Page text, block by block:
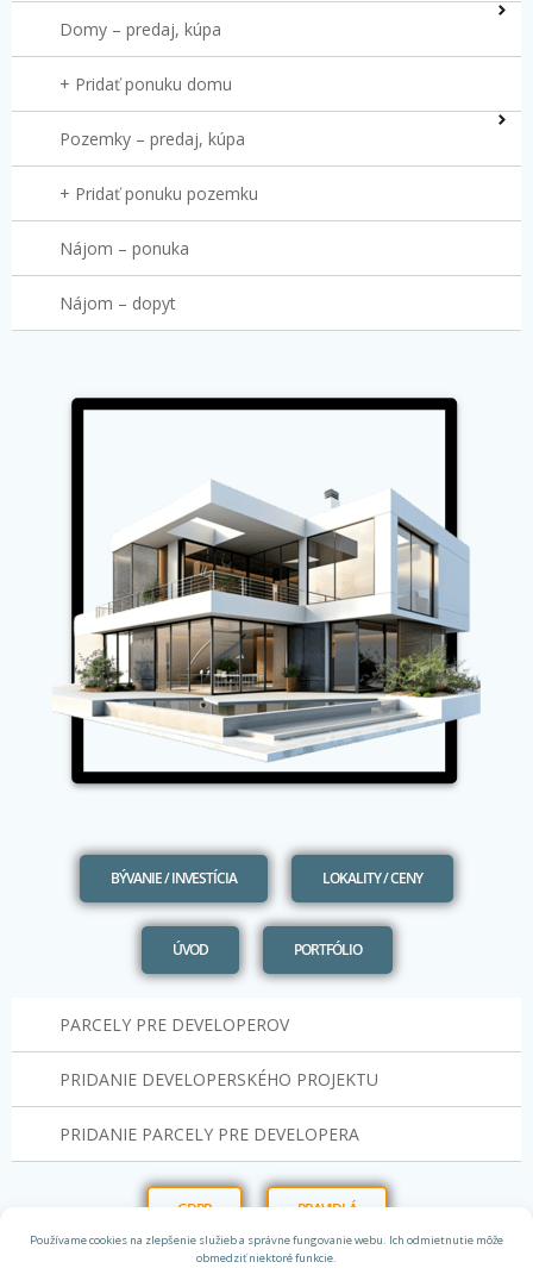
Používame cookies na zlepšenie služieb a správne fungovanie webu. Ich odmietnutie môže
obmedziť niektoré funkcie.
Domy – predaj, kúpa
+ Pridať ponuku domu
Pozemky – predaj, kúpa
+ Pridať ponuku pozemku
Nájom – ponuka
Nájom – dopyt
BÝVANIE / INVESTÍCIA LOKALITY / CENY
ÚVOD PORTFÓLIO
PARCELY PRE DEVELOPEROV
PRIDANIE DEVELOPERSKÉHO PROJEKTU
PRIDANIE PARCELY PRE DEVELOPERA
GDPR PRAVIDLÁ